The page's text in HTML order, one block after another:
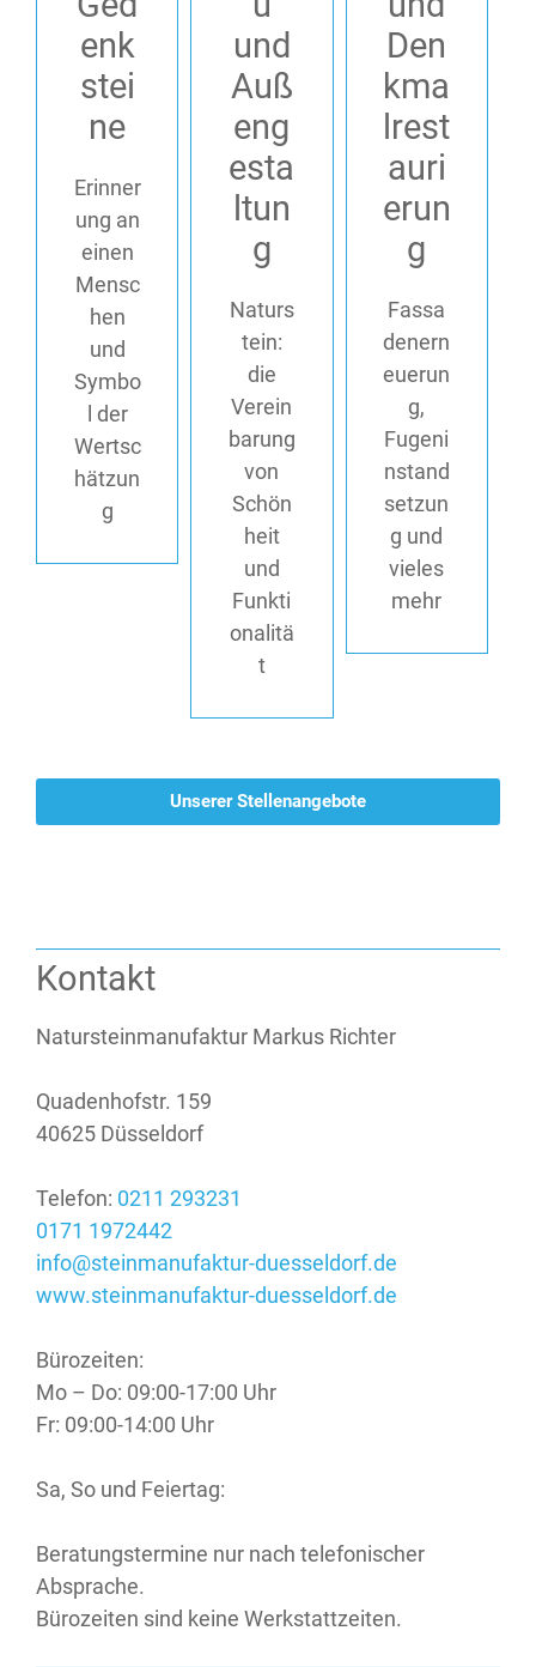
enk
stei
ne
Erinner
ung an
einen
Mensc
hen
und
Symbo
l der
Wertsc
hätzun
g
und
Auß
eng
esta
ltun
g
Naturs
tein:
die
Verein
barung
von
Schön
heit
und
Funkti
onalitä
t
Den
kma
lrest
auri
erun
g
Fassa
denern
euerun
g,
Fugeni
nstand
setzun
g und
vieles
mehr
Unserer Stellenangebote
Kontakt
Natursteinmanufaktur Markus Richter
Quadenhofstr. 159
40625 Düsseldorf
Telefon: 0211 293231
0171 1972442
info@steinmanufaktur-duesseldorf.de
www.steinmanufaktur-duesseldorf.de
Bürozeiten:
Mo – Do: 09:00-17:00 Uhr
Fr: 09:00-14:00 Uhr
Sa, So und Feiertag:
Beratungstermine nur nach telefonischer
Absprache.
Bürozeiten sind keine Werkstattzeiten.